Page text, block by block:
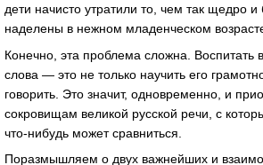
дети начисто утратили то, чем так щедро и
наделены в нежном младенческом
Конечно, эта проблема сложна. Воспитать
слова — это не только научить его
говорить. Это значит, одновременно, и
сокровищам великой русской речи, с
что-нибудь может сравниться.
Поразмышляем о двух важнейших и